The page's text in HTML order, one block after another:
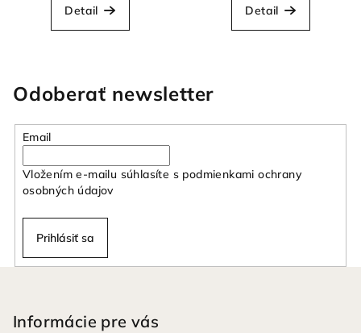
Detail Detail
Odoberať newsletter
Email
Vložením e-mailu súhlasíte s podmienkami ochrany
osobných údajov
Prihlásiť sa
Informácie pre vás